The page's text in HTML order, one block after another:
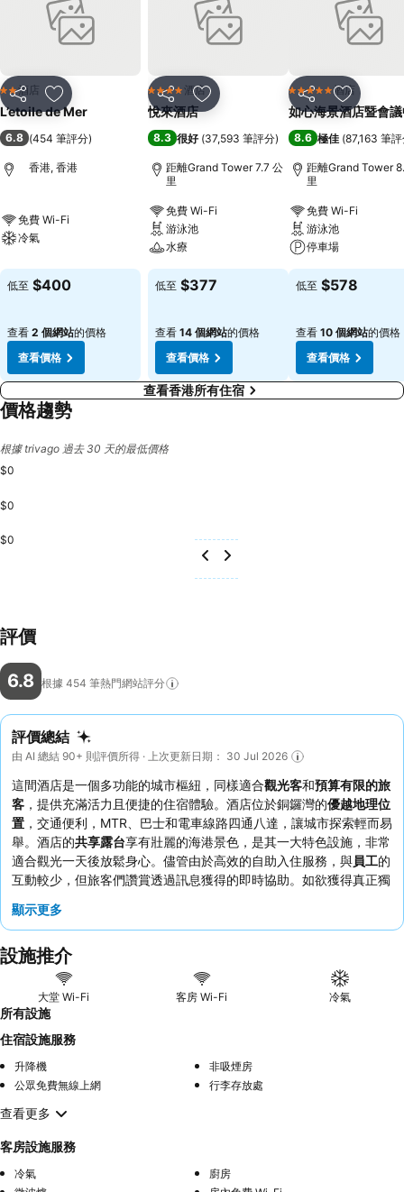
分享 放到收藏夾
2 星級酒店
L’etoile de Mer
6.8 (454 筆評分)
香港, 香港
免費 Wi-Fi
冷氣
低至 $400
查看 2 個網站的價格
查看價格
分享 放到收藏夾
4 星級 酒店
悅來酒店
8.3 很好 (37,593 筆評分)
距離Grand Tower 7.7 公
里
免費 Wi-Fi
游泳池
水療
低至 $377
查看 14 個網站的價格
查看價格
分享 放到收藏
5 星級 酒店
如心海景酒店暨會
8.6 極佳 (87,163 筆
距離Grand Tower
里
免費 Wi-Fi
游泳池
停車場
低至 $578
查看 10 個網站的價格
查看價格
查看香港所有住宿
價格趨勢
根據 trivago 過去 30 天的最低價格
$0
$0
$0
評價
6.8 根據 454 筆熱門網站評分
評價總結
由 AI 總結 90+ 則評價所得 · 上次更新日期： 30 Jul 2026
這間酒店是一個多功能的城市樞紐，同樣適合觀光客和預算有限的旅
客 ，提供充滿活力且便捷的住宿體驗。酒店位於銅鑼灣的優越地理位
置 ，交通便利，MTR、巴士和電車線路四通八達，讓城市探索輕而易
舉。酒店的共享露台享有壯麗的海港景色，是其一大特色設施，非常
適合觀光一天後放鬆身心。儘管由於高效的自助入住服務，與員工的
互動較少，但旅客們讚賞透過訊息獲得的即時協助。如欲獲得真正獨
顯示更多
設施推介
大堂 Wi-Fi 客房 Wi-Fi 冷氣
所有設施
住宿設施服務
升降機
非吸煙房
公眾免費無線上網
行李存放處
查看更多
客房設施服務
冷氣
廚房